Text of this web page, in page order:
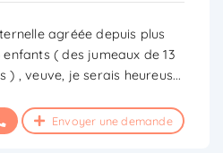
agréée depuis plus
( des jumeaux de 13
) , veuve, je serais heureus...
Envoyer une demande